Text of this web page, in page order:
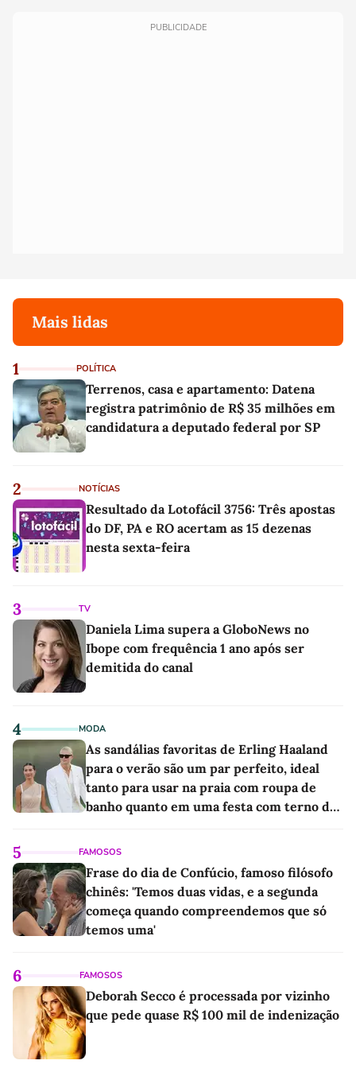
PUBLICIDADE
Mais lidas
1 POLÍTICA
Terrenos, casa e apartamento: Datena
registra patrimônio de R$ 35 milhões em
candidatura a deputado federal por SP
2 NOTÍCIAS
Resultado da Lotofácil 3756: Três apostas
do DF, PA e RO acertam as 15 dezenas
nesta sexta-feira
3 TV
Daniela Lima supera a GloboNews no
Ibope com frequência 1 ano após ser
demitida do canal
4 MODA
As sandálias favoritas de Erling Haaland
para o verão são um par perfeito, ideal
tanto para usar na praia com roupa de
banho quanto em uma festa com terno de
5 FAMOSOS
Frase do dia de Confúcio, famoso filósofo
chinês: 'Temos duas vidas, e a segunda
começa quando compreendemos que só
temos uma'
6 FAMOSOS
Deborah Secco é processada por vizinho
que pede quase R$ 100 mil de indenização